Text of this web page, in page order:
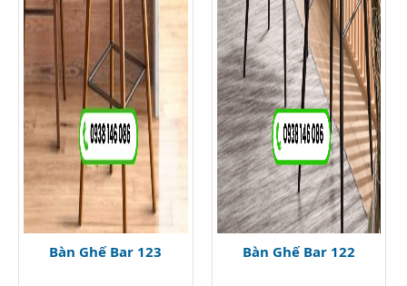
Bàn Ghế Bar 123 Bàn Ghế Bar 122